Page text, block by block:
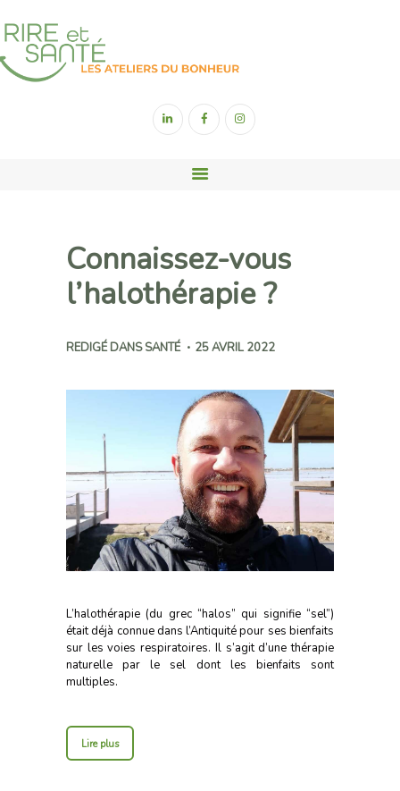
SONOTHÉRAPIE
RIGOLOGIE
CONTACT
Connaissez-vous
l’halothérapie ?
REDIGÉ DANS SANTÉ 25 AVRIL 2022
L’halothérapie (du grec “halos” qui signifie “sel”)
était déjà connue dans l’Antiquité pour ses bienfaits
sur les voies respiratoires. Il s’agit d’une thérapie
naturelle par le sel dont les bienfaits sont
multiples.
Lire plus